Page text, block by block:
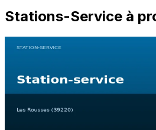
Stations-Service à